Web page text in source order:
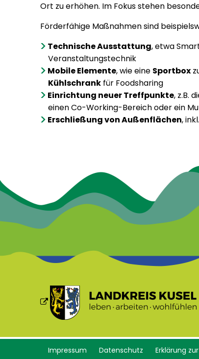
Ort zu erhöhen. Im Fokus stehen
Förderfähige Maßnahmen sind
Technische Ausstattung, etwa
Veranstaltungstechnik
Mobile Elemente, wie eine Sportbox
Kühlschrank für Foodsharing
Einrichtung neuer Treffpunkte, z.B.
einen Co-Working-Bereich oder ein
Erschließung von Außenflächen,
Impressum Datenschutz Erklärung